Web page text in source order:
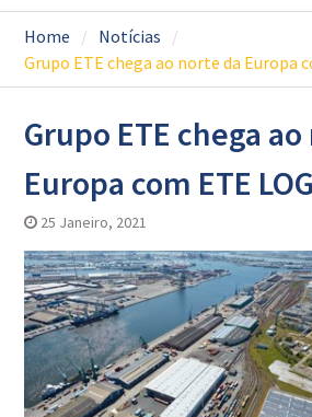
Home
Notícias
Grupo ETE chega ao norte da Europa
Grupo ETE chega
Europa com ETE
25 Janeiro, 2021